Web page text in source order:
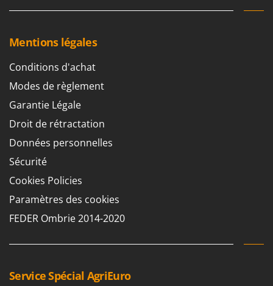
Olix
Omas
Ompagrill
Ooni
Oriental Koshin
Outdoorchef
P
Palazzetti
Palumbo Pavi
Partisani
Pramac
Mentions légales
Conditions d'achat
Modes de règlement
Garantie Légale
Droit de rétractation
Données personnelles
Sécurité
Cookies Policies
Paramètres des cookies
FEDER Ombrie 2014-2020
Service Spécial AgriEuro